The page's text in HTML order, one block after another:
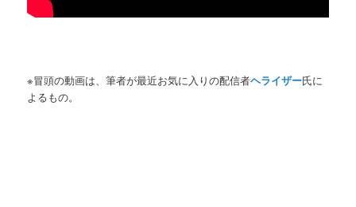
※冒頭の動画は、筆者が最近お気に入りの配信者ヘライザー氏に
よるもの。